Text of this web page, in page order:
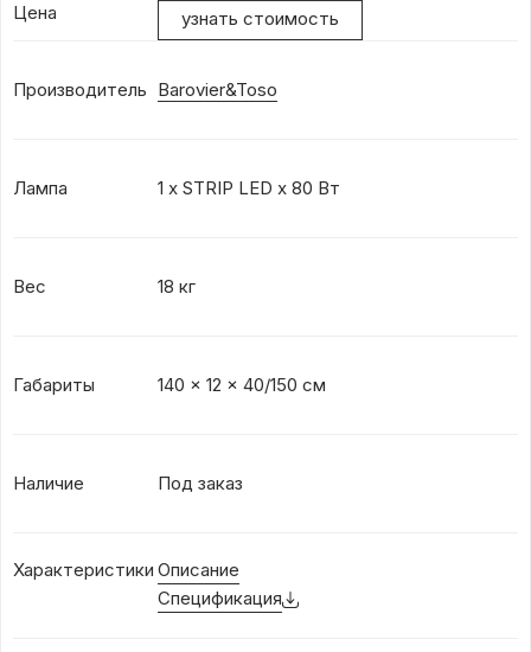
Цена узнать стоимость
Производитель Barovier&Toso
Лампа 1 x STRIP LED x 80 Вт
Вес 18 кг
Габариты 140 x 12 x 40/150 см
Наличие Под заказ
Характеристики Описание
Спецификация